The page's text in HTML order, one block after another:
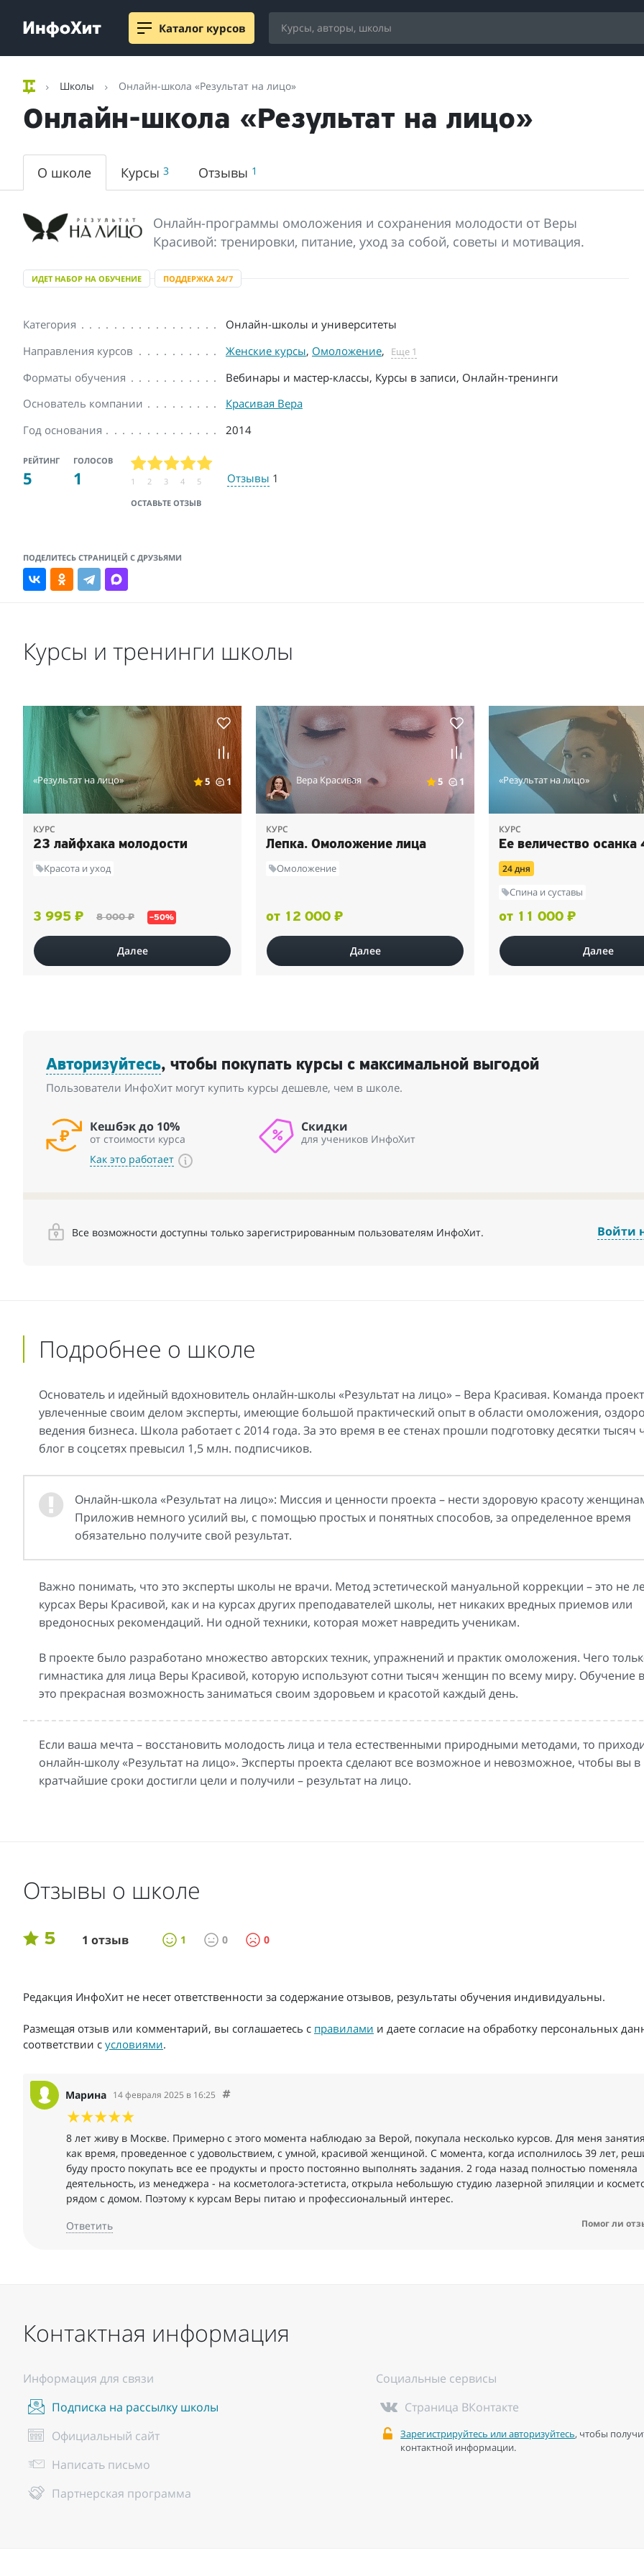
Каталог курсов
Школы Онлайн-школа «Результат на лицо»
Онлайн-школа «Результат на лицо»
О школе Курсы3 Отзывы 1
Онлайн-программы омоложения и сохранения молодости от Веры
Красивой: тренировки, питание, уход за собой, советы и мотивация.
ИДЕТ НАБОР НА ОБУЧЕНИЕ ПОДДЕРЖКА 24/7
Категория
Онлайн-школы и университеты
Направления курсов
Женские курсы, Омоложение, Еще 1
Форматы обучения
Вебинары и мастер-классы, Курсы в записи, Онлайн-тренинги
Основатель компании
Красивая Вера
Год основания
2014
РЕЙТИНГ
5
ГОЛОСОВ
1
ОСТАВЬТЕ ОТЗЫВ
1 2 3 4 5 Отзывы 1
ПОДЕЛИТЕСЬ СТРАНИЦЕЙ С ДРУЗЬЯМИ
Курсы и тренинги школы
«Результат на лицо» 5 1
КУРС
23 лайфхака молодости
Красота и уход
3 995 ₽ 8 000 ₽ –50%
Далее
Вера Красивая 5 1
КУРС
Лепка. Омоложение лица
Омоложение
от 12 000 ₽
Далее
«Результат на лицо»
КУРС
Ее величество осанка
24 дня
Спина и суставы
от 11 000 ₽
Далее
Авторизуйтесь, чтобы покупать курсы с максимальной выгодой
Пользователи ИнфоХит могут купить курсы дешевле, чем в школе.
Кешбэк до 10%
от стоимости курса
Как это работает
Скидки
для учеников ИнфоХит
Все возможности доступны только зарегистрированным пользователям ИнфоХит. Войти
Подробнее о школе
Основатель и идейный вдохновитель онлайн-школы «Результат на лицо» – Вера Красивая. Команда
увлеченные своим делом эксперты, имеющие большой практический опыт в области омоложения,
ведения бизнеса. Школа работает с 2014 года. За это время в ее стенах прошли подготовку десятки тысяч
блог в соцсетях превысил 1,5 млн. подписчиков.
Онлайн-школа «Результат на лицо»: Миссия и ценности проекта – нести здоровую красоту
Приложив немного усилий вы, с помощью простых и понятных способов, за определенное время
обязательно получите свой результат.
Важно понимать, что это эксперты школы не врачи. Метод эстетической мануальной коррекции – это не
курсах Веры Красивой, как и на курсах других преподавателей школы, нет никаких вредных приемов или
вредоносных рекомендаций. Ни одной техники, которая может навредить ученикам.
В проекте было разработано множество авторских техник, упражнений и практик омоложения. Чего
гимнастика для лица Веры Красивой, которую используют сотни тысяч женщин по всему миру. Обучение
это прекрасная возможность заниматься своим здоровьем и красотой каждый день.
Если ваша мечта – восстановить молодость лица и тела естественными природными методами, то
онлайн-школу «Результат на лицо». Эксперты проекта сделают все возможное и невозможное, чтобы вы в
кратчайшие сроки достигли цели и получили – результат на лицо.
Отзывы о школе
5 1 отзыв 1 0 0
Редакция ИнфоХит не несет ответственности за содержание отзывов, результаты обучения индивидуальны.
Размещая отзыв или комментарий, вы соглашаетесь с правилами и даете согласие на обработку персональных
соответствии с условиями.
Марина 14 февраля 2025 в 16:25
8 лет живу в Москве. Примерно с этого момента наблюдаю за Верой, покупала несколько курсов. Для меня
как время, проведенное с удовольствием, с умной, красивой женщиной. С момента, когда исполнилось 39 лет,
буду просто покупать все ее продукты и просто постоянно выполнять задания. 2 года назад полностью поменяла
деятельность, из менеджера - на косметолога-эстетиста, открыла небольшую студию лазерной эпиляции и
рядом с домом. Поэтому к курсам Веры питаю и профессиональный интерес.
Ответить
Помог ли
Контактная информация
Информация для связи
Подписка на рассылку школы
Официальный сайт
Написать письмо
Партнерская программа
Социальные сервисы
Страница ВКонтакте
Зарегистрируйтесь или авторизуйтесь, чтобы
контактной информации.